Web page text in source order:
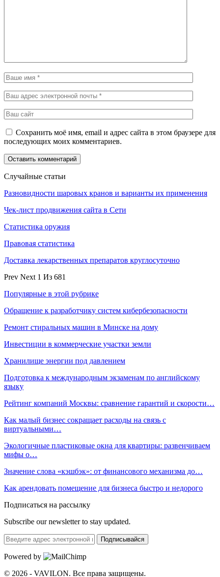
Сохранить моё имя, email и адрес сайта в этом браузере для
последующих моих комментариев.
Случайные статьи
Разновидности шаровых кранов и варианты их применения
Чек-лист продвижения сайта в Сети
Статистика оружия
Правовая статистика
Доставка лекарственных препаратов круглосуточно
Prev Next 1 Из 681
Популярные в этой рубрике
Обращение к разработчику систем кибербезопасности
Ремонт стиральных машин в Минске на дому
Инвестиции в коммерческие участки земли
Хранилище энергии под давлением
Подготовка к международным экзаменам по английскому
языку
Рейтинг компаний Москвы: сравнение гарантий и скорости…
Как малый бизнес сокращает расходы на связь с
виртуальными…
Экологичные пластиковые окна для квартиры: развенчиваем
мифы о…
Значение слова «кэшбэк»: от финансового механизма до…
Как арендовать помещение для бизнеса быстро и недорого
Подписаться на рассылку
Subscribe our newsletter to stay updated.
Подписывайся
Powered by
© 2026 - VAVILON. Все права защищены.